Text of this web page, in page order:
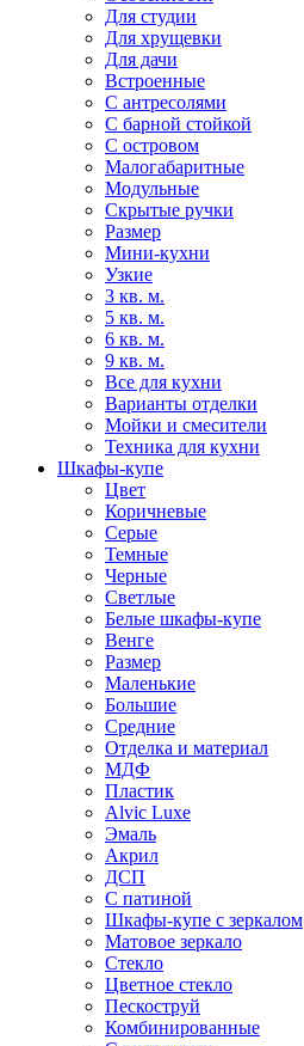
Для студии
Для хрущевки
Для дачи
Встроенные
С антресолями
С барной стойкой
С островом
Малогабаритные
Модульные
Скрытые ручки
Размер
Мини-кухни
Узкие
3 кв. м.
5 кв. м.
6 кв. м.
9 кв. м.
Все для кухни
Варианты отделки
Мойки и смесители
Техника для кухни
Шкафы-купе
Цвет
Коричневые
Серые
Темные
Черные
Светлые
Белые шкафы-купе
Венге
Размер
Маленькие
Большие
Средние
Отделка и материал
МДФ
Пластик
Alvic Luxe
Эмаль
Акрил
ДСП
С патиной
Шкафы-купе с зеркалом
Матовое зеркало
Стекло
Цветное стекло
Пескоструй
Комбинированные